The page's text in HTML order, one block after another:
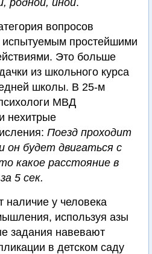
родной, иной.
вопросов
испытуемым простейшими
Это больше
из школьного курса
школы. В 25-м
МВД
нехитрые
Поезд проходит
он будет двигаться с
какое расстояние в
5 сек.
наличие у человека
используя азы
задания навевают
в детском саду